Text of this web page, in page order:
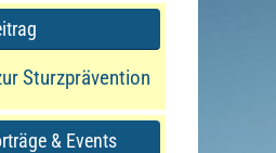
Sturzprävention
& Events